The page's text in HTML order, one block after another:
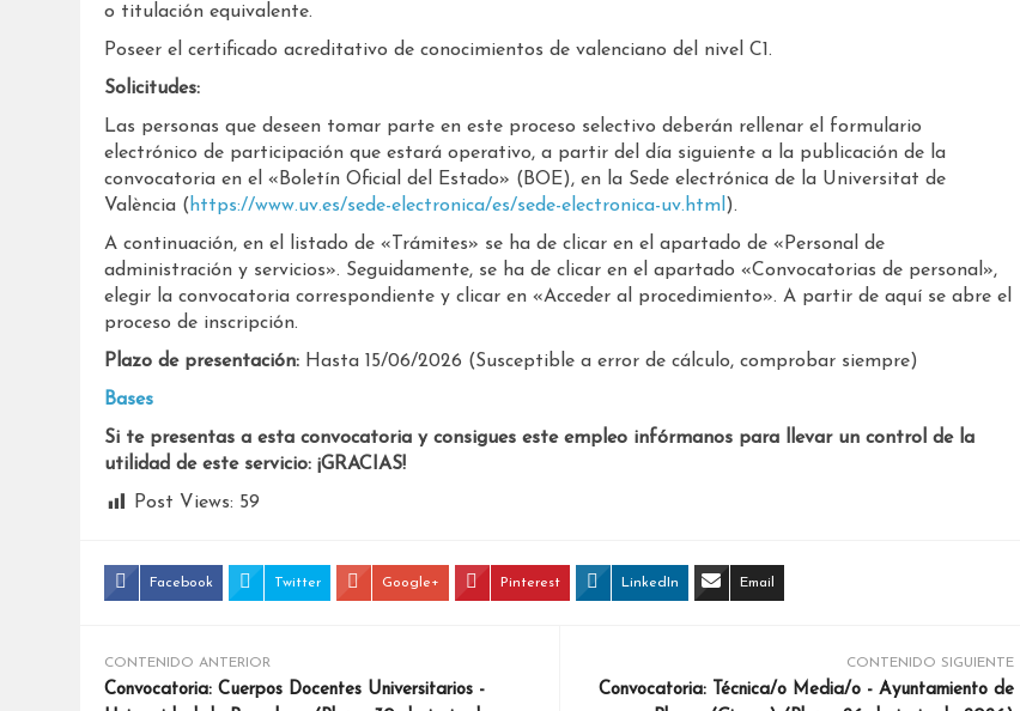
o titulación equivalente.
Poseer el certificado acreditativo de conocimientos de valenciano del nivel C1.
Solicitudes:
Las personas que deseen tomar parte en este proceso selectivo deberán rellenar el formulario
electrónico de participación que estará operativo, a partir del día siguiente a la publicación de la
convocatoria en el «Boletín Oficial del Estado» (BOE), en la Sede electrónica de la Universitat de
València ( https://www.uv.es/sede-electronica/es/sede-electronica-uv.html ).
A continuación, en el listado de «Trámites» se ha de clicar en el apartado de «Personal de
administración y servicios». Seguidamente, se ha de clicar en el apartado «Convocatorias de personal»,
elegir la convocatoria correspondiente y clicar en «Acceder al procedimiento». A partir de aquí se abre el
proceso de inscripción.
Plazo de presentación: Hasta 15/06/2026 (Susceptible a error de cálculo, comprobar siempre)
Bases
Si te presentas a esta convocatoria y consigues este empleo infórmanos para llevar un control de la
utilidad de este servicio: ¡GRACIAS!
Post Views: 59
Facebook Twitter Google+ Pinterest LinkedIn Email
CONTENIDO ANTERIOR
Convocatoria: Cuerpos Docentes Universitarios -
CONTENIDO SIGUIENTE
Convocatoria: Técnica/o Media/o - Ayuntamiento de